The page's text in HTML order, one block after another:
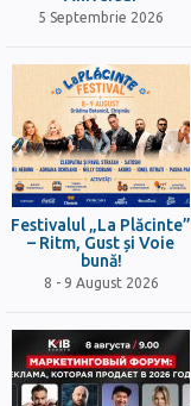
5 Septembrie 2026
Festivalul „La Plăcinte”
– Ritm, Gust și Voie
bună!
8 - 9 August 2026